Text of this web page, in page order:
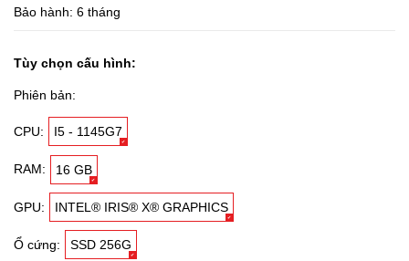
Bảo hành: 6 tháng
Tùy chọn cấu hình:
Phiên bản:
CPU: I5 - 1145G7
RAM: 16 GB
GPU: INTEL® IRIS® X® GRAPHICS
Ổ cứng: SSD 256G